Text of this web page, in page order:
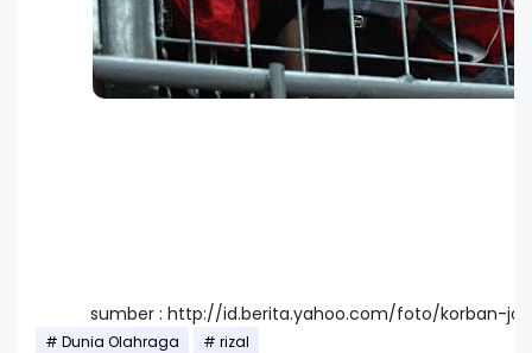
sumber : http://id.berita.yahoo.com/foto/korban-
Dunia Olahraga rizal